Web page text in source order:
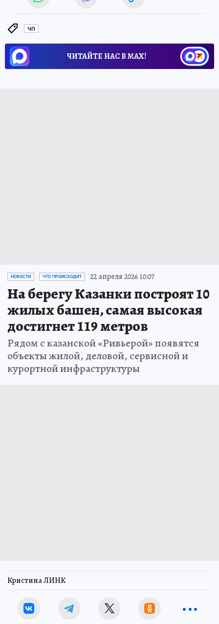
ЧП
ЧИТАЙТЕ НАС В МАХ!
НОВОСТИ ЧТО ПРОИСХОДИТ 22 апреля 2026 10:07
На берегу Казанки построят 10
жилых башен, самая высокая
достигнет 119 метров
Рядом с казанской «Ривьерой» появятся
объекты жилой, деловой, сервисной и
курортной инфраструктуры
Кристина ЛИНК